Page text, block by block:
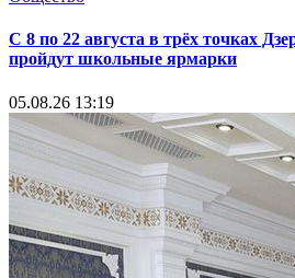
С 8 по 22 августа в трёх точках
пройдут школьные ярмарки
05.08.26 13:19